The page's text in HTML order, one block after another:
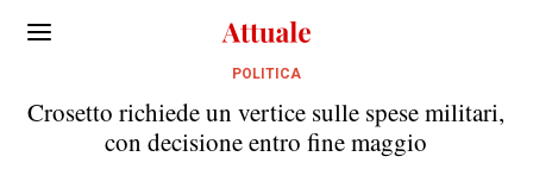
POLITICA
Crosetto richiede un vertice sulle spese militari,
con decisione entro fine maggio